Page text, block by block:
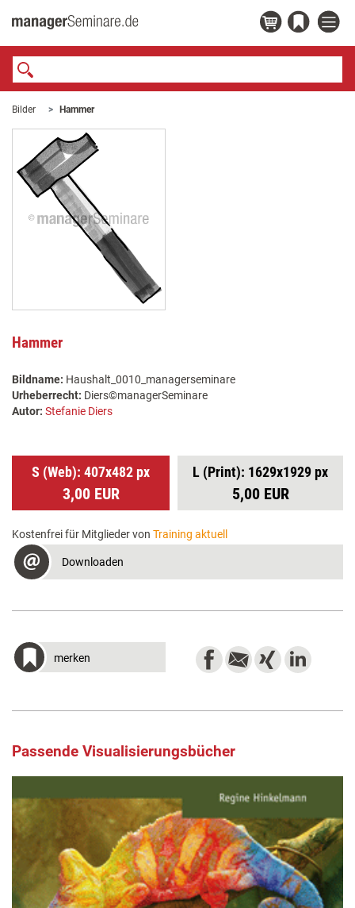
Bilder Hammer
Hammer
Bildname: Haushalt_0010_managerseminare
Urheberrecht: Diers©managerSeminare
Autor: Stefanie Diers
S (Web): 407x482 px
3,00 EUR
L (Print): 1629x1929 px
5,00 EUR
Kostenfrei für Mitglieder von Training aktuell
Downloaden
merken
Passende Visualisierungsbücher